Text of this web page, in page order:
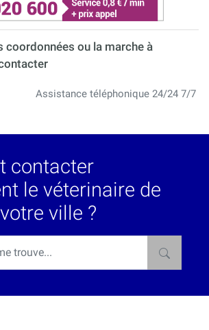
coordonnées ou la marche à
Assistance téléphonique 24/24 7/7
contacter
le véterinaire de
ville ?